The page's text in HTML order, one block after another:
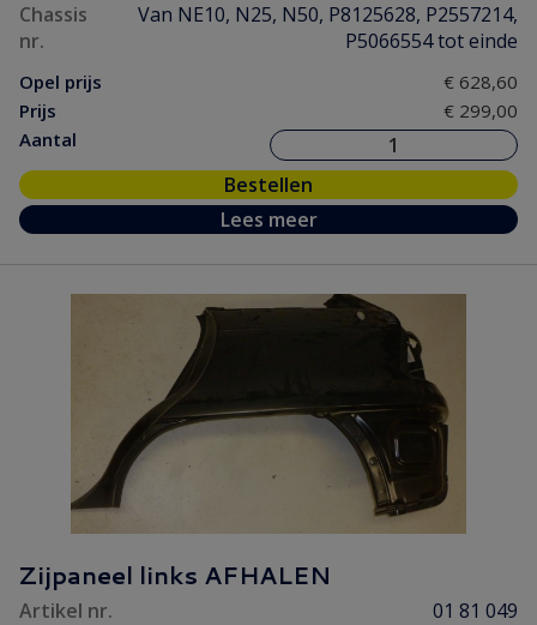
Chassis
nr.
Van NE10, N25, N50, P8125628, P2557214,
P5066554 tot einde
Opel prijs
€ 628,60
Prijs
€ 299,00
Aantal
Bestellen
Lees meer
Zijpaneel links AFHALEN
Artikel nr.
01 81 049